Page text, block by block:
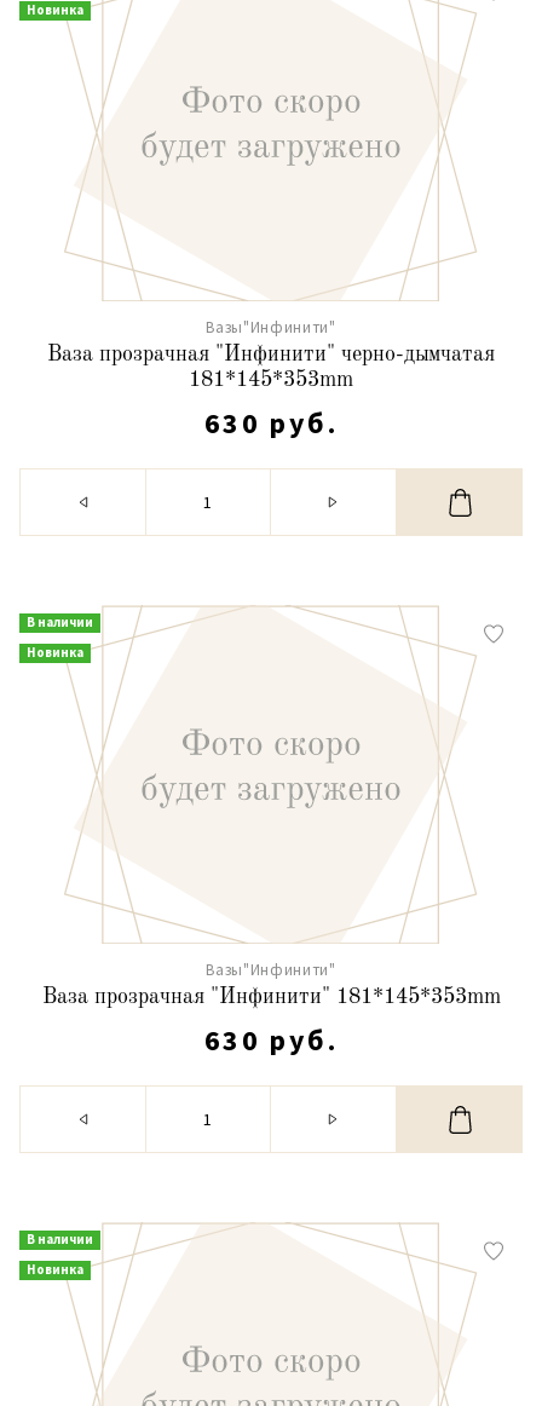
Новинка
Вазы"Инфинити"
Ваза прозрачная "Инфинити" черно-дымчатая
181*145*353mm
630 руб.
В наличии
Новинка
Вазы"Инфинити"
Ваза прозрачная "Инфинити" 181*145*353mm
630 руб.
В наличии
Новинка